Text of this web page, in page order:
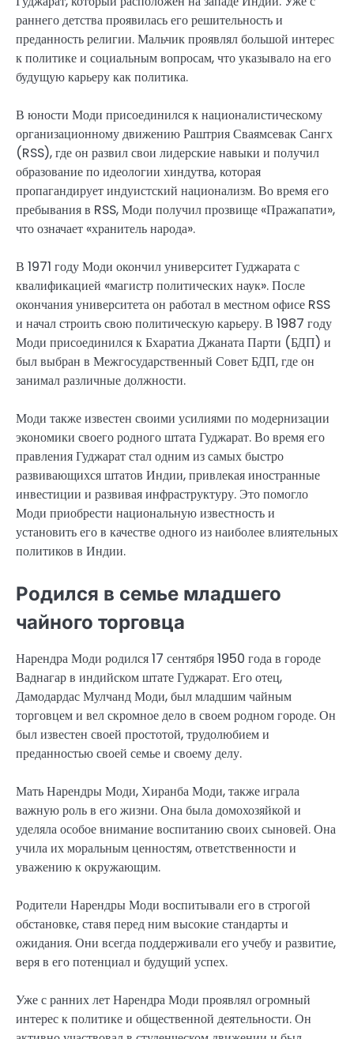
раннего детства проявилась его решительность и
преданность религии. Мальчик проявлял большой интерес
к политике и социальным вопросам, что указывало на его
будущую карьеру как политика.
В юности Моди присоединился к националистическому
организационному движению Раштрия Сваямсевак Сангх
(RSS), где он развил свои лидерские навыки и получил
образование по идеологии хиндутва, которая
пропагандирует индуистский национализм. Во время его
пребывания в RSS, Моди получил прозвище «Пражапати»,
что означает «хранитель народа».
В 1971 году Моди окончил университет Гуджарата с
квалификацией «магистр политических наук». После
окончания университета он работал в местном офисе RSS
и начал строить свою политическую карьеру. В 1987 году
Моди присоединился к Бхаратиа Джаната Парти (БДП) и
был выбран в Межгосударственный Совет БДП, где он
занимал различные должности.
Моди также известен своими усилиями по модернизации
экономики своего родного штата Гуджарат. Во время его
правления Гуджарат стал одним из самых быстро
развивающихся штатов Индии, привлекая иностранные
инвестиции и развивая инфраструктуру. Это помогло
Моди приобрести национальную известность и
установить его в качестве одного из наиболее влиятельных
политиков в Индии.
Родился в семье младшего
чайного торговца
Нарендра Моди родился 17 сентября 1950 года в городе
Ваднагар в индийском штате Гуджарат. Его отец,
Дамодардас Мулчанд Моди, был младшим чайным
торговцем и вел скромное дело в своем родном городе. Он
был известен своей простотой, трудолюбием и
преданностью своей семье и своему делу.
Мать Нарендры Моди, Хиранба Моди, также играла
важную роль в его жизни. Она была домохозяйкой и
уделяла особое внимание воспитанию своих сыновей. Она
учила их моральным ценностям, ответственности и
уважению к окружающим.
Родители Нарендры Моди воспитывали его в строгой
обстановке, ставя перед ним высокие стандарты и
ожидания. Они всегда поддерживали его учебу и развитие,
веря в его потенциал и будущий успех.
Уже с ранних лет Нарендра Моди проявлял огромный
интерес к политике и общественной деятельности. Он